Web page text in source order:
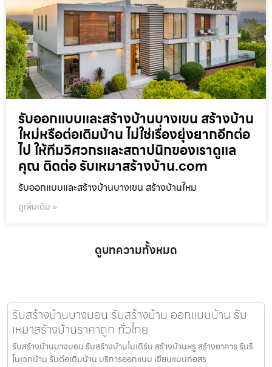
รับออกแบบและสร้างบ้านบางเขน สร้างบ้าน
ใหม่หรือต่อเติมบ้าน ไม่ใช่เรื่องยุ่งยากอีกต่อ
ไป ให้ทีมวิศวกรและสถาปนิกของเราดูแล
คุณ ติดต่อ รับเหมาสร้างบ้าน.com
รับออกแบบและสร้างบ้านบางเขน สร้างบ้านใหม
ดูเพิ่มเติม »
ดูบทความทั้งหมด
รับสร้างบ้านบางบอน รับสร้างบ้าน ออกแบบบ้าน รับ
เหมาสร้างบ้านราคาถูก ทั่วไทย
รับสร้างบ้านบางบอน รับสร้างบ้านโมเดิร์น สร้างบ้านหรู สร้างอาคาร รับรี
โนเวทบ้าน รับต่อเติมบ้าน บริการออกแบบ เขียนแบบก่อสร